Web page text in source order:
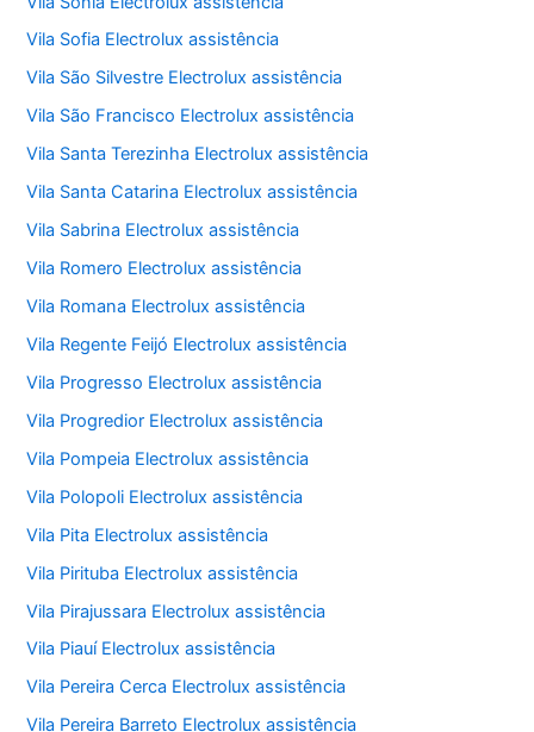
Vila Sofia Electrolux assistência
Vila São Silvestre Electrolux assistência
Vila São Francisco Electrolux assistência
Vila Santa Terezinha Electrolux assistência
Vila Santa Catarina Electrolux assistência
Vila Sabrina Electrolux assistência
Vila Romero Electrolux assistência
Vila Romana Electrolux assistência
Vila Regente Feijó Electrolux assistência
Vila Progresso Electrolux assistência
Vila Progredior Electrolux assistência
Vila Pompeia Electrolux assistência
Vila Polopoli Electrolux assistência
Vila Pita Electrolux assistência
Vila Pirituba Electrolux assistência
Vila Pirajussara Electrolux assistência
Vila Piauí Electrolux assistência
Vila Pereira Cerca Electrolux assistência
Vila Pereira Barreto Electrolux assistência